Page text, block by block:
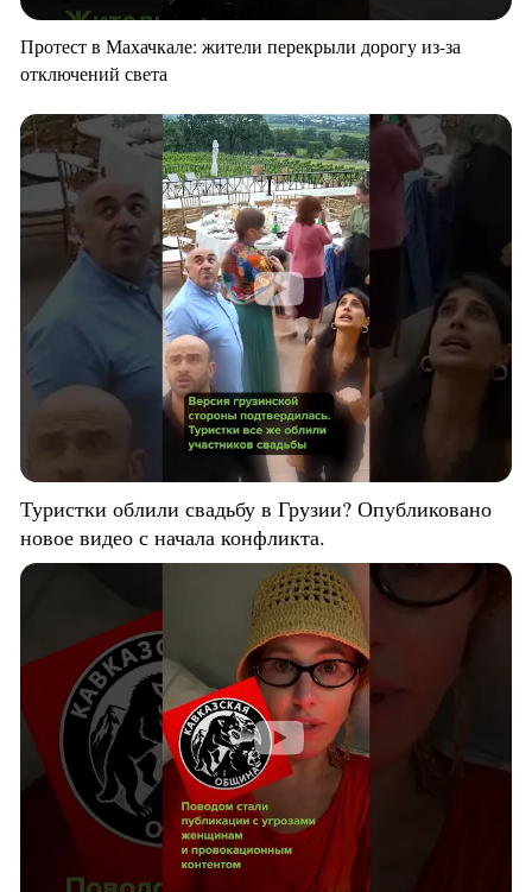
Протест в Махачкале: жители перекрыли дорогу из-за
отключений света
Туристки облили свадьбу в Грузии? Опубликовано
новое видео с начала конфликта.